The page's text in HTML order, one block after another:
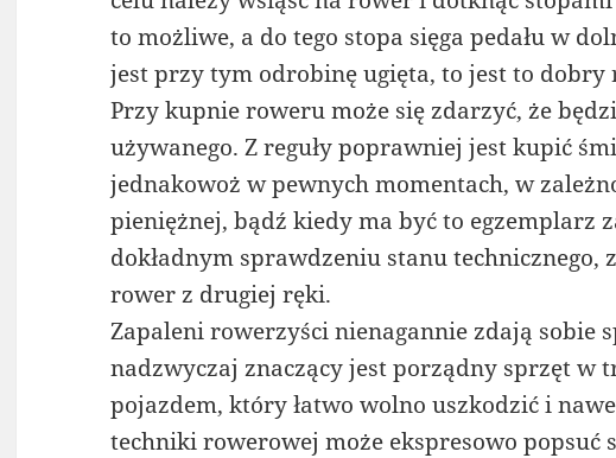
to możliwe, a do tego stopa sięga pedału w
jest przy tym odrobinę ugięta, to jest to dobry
Przy kupnie roweru może się zdarzyć, że
używanego. Z reguły poprawniej jest kupić
jednakowoż w pewnych momentach, w
pieniężnej, bądź kiedy ma być to egzemplarz
dokładnym sprawdzeniu stanu technicznego,
rower z drugiej ręki.
Zapaleni rowerzyści nienagannie zdają sobie
nadzwyczaj znaczący jest porządny sprzęt w
pojazdem, który łatwo wolno uszkodzić i
techniki rowerowej może ekspresowo popsuć